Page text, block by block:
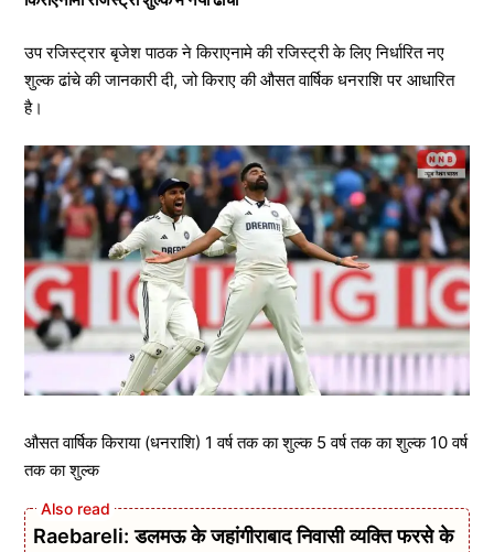
​उप रजिस्ट्रार बृजेश पाठक ने किराएनामे की रजिस्ट्री के लिए निर्धारित नए
शुल्क ढांचे की जानकारी दी, जो किराए की औसत वार्षिक धनराशि पर आधारित
है।
औसत वार्षिक किराया (धनराशि) 1 वर्ष तक का शुल्क 5 वर्ष तक का शुल्क 10 वर्ष
तक का शुल्क
Raebareli: डलमऊ के जहांगीराबाद निवासी व्यक्ति फरसे के